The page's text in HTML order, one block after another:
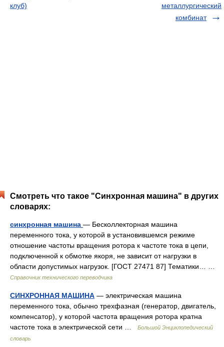
клуб)
металлургический
комбинат
Смотреть что такое "Синхронная машина" в других
словарях:
синхронная машина — Бесколлекторная машина
переменного тока, у которой в установившемся режиме
отношение частоты вращения ротора к частоте тока в цепи,
подключенной к обмотке якоря, не зависит от нагрузки в
области допустимых нагрузок. [ГОСТ 27471 87] Тематики… …
Справочник технического переводчика
СИНХРОННАЯ МАШИНА — электрическая машина
переменного тока, обычно трехфазная (генератор, двигатель,
компенсатор), у которой частота вращения ротора кратна
частоте тока в электрической сети …
Большой Энциклопедический
словарь